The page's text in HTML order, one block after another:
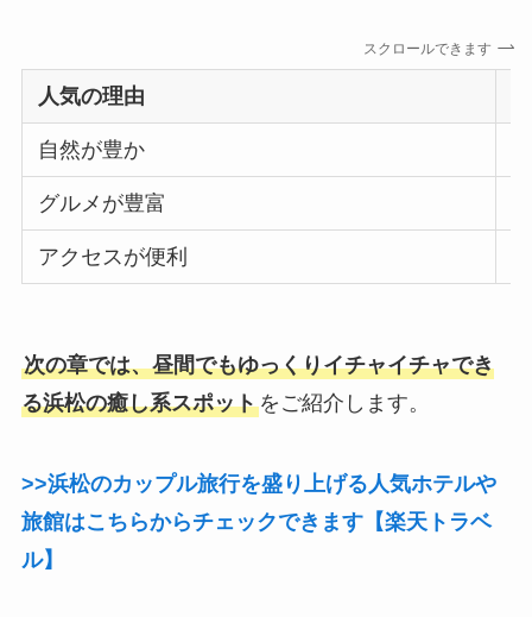
スクロールできます
人気の理由
自然が豊か
グルメが豊富
アクセスが便利
次の章では、昼間でもゆっくりイチャイチャでき
る浜松の癒し系スポットをご紹介します。
>>浜松のカップル旅行を盛り上げる人気ホテルや
旅館はこちらからチェックできます【楽天トラベ
ル】